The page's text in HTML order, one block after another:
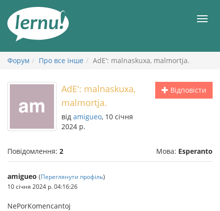
змісту
Форум Про все інше AdE': malnaskuxa, malmortja.
Відповісти
AdE': malnaskuxa,
malmortja.
від amigueo, 10 січня
2024 р.
Повідомлення: 2 Мова: Esperanto
amigueo (Переглянути профіль)
10 січня 2024 р. 04:16:26
NePorKomencantoj